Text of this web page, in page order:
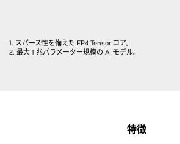
1. スパース性を備えた FP4 Tensor コア。
2. 最大 1 兆パラメーター規模の AI モデル。
特徴